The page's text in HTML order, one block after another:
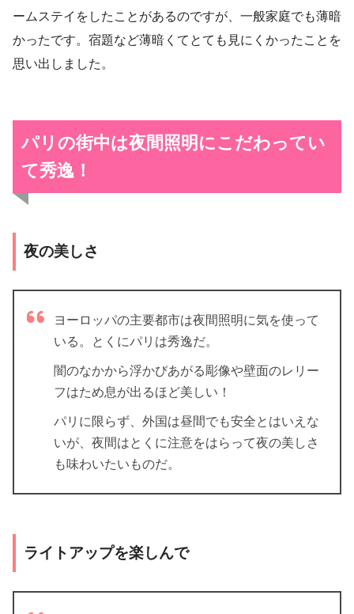
ームステイをしたことがあるのですが、一般家庭でも薄暗
かったです。宿題など薄暗くてとても見にくかったことを
思い出しました。
パリの街中は夜間照明にこだわってい
て秀逸！
夜の美しさ
ヨーロッパの主要都市は夜間照明に気を使って
いる。とくにパリは秀逸だ。
闇のなかから浮かびあがる彫像や壁面のレリー
フはため息が出るほど美しい！
パリに限らず、外国は昼間でも安全とはいえな
いが、夜間はとくに注意をはらって夜の美しさ
も味わいたいものだ。
ライトアップを楽しんで